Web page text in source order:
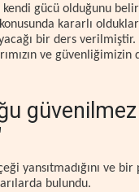
gücü olduğunu
konusunda kararlı
bir ders
ve güvenliğimizin
yansıtmadığını ve
bulundu.